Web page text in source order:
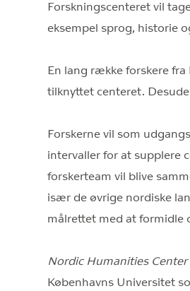
Forskningscenteret vil
eksempel sprog, historie
En lang række forskere
tilknyttet centeret.
Forskerne vil som
intervaller for at supplere
forskerteam vil blive
især de øvrige nordiske
målrettet med at formidle
Nordic Humanities
Københavns Universitet